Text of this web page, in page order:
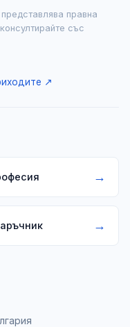
правна
със
↗
→
→